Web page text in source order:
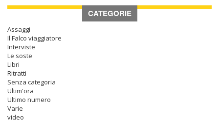
CATEGORIE
Assaggi
Il Falco viaggiatore
Interviste
Le soste
Libri
Ritratti
Senza categoria
Ultim'ora
Ultimo numero
Varie
video